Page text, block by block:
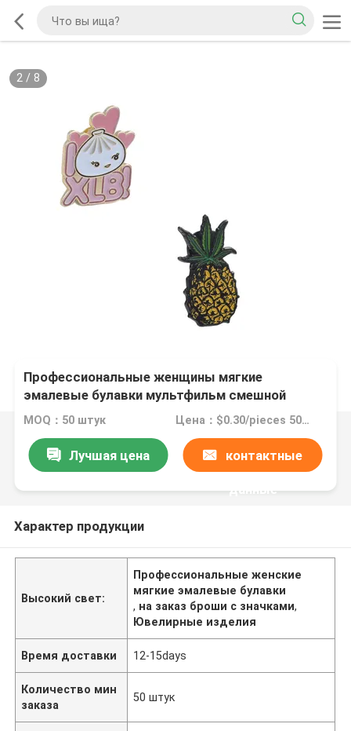
2/ 8
Профессиональные женщины мягкие
эмалевые булавки мультфильм смешной
настройки булавки значок броши для одежды
аксессуары ювелирные изделия
MOQ：50 штук Цена：$0.30/pieces 50-99 pieces
Лучшая цена контактные
данные
Характер продукции
Высокий свет:
Профессиональные женские
мягкие эмалевые булавки
, на заказ броши с значками,
Ювелирные изделия
Время доставки 12-15days
Количество мин
заказа
50 штук